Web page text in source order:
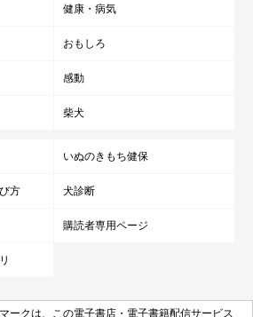
健康・病気
おもしろ
感動
柴犬
いぬのきもち健保
方 犬診断
購読者専用ページ
ークは、この電子書店・電子書籍配信サービス